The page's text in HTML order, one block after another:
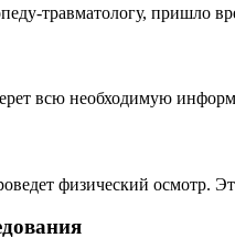
травматологу, пришло
всю необходимую
физический осмотр.